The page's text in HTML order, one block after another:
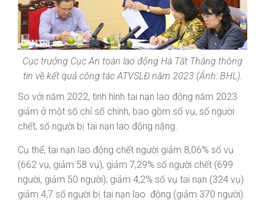
Cục trưởng Cục An toàn lao động Hà Tất Thắng thông
tin về kết quả công tác ATVSLĐ năm 2023 (Ảnh: BHL).
So với năm 2022, tình hình tai nạn lao động năm 2023
giảm ở một số chỉ số chính, bao gồm số vụ, số người
chết, số người bị tai nạn lao động nặng.
Cụ thể, tai nạn lao động chết người giảm 8,06% số vụ
(662 vụ, giảm 58 vụ), giảm 7,29% số người chết (699
người, giảm 50 người); giảm 4,2% số vụ tai nạn (324 vụ)
giảm 4,7 số người bị tai nạn lao động (giảm 370 người).